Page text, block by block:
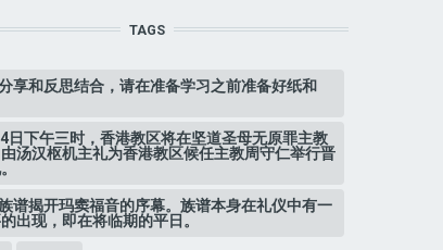
TAGS
享和反思结合，请在准备学习之前准备好纸和
日下午三时，香港教区将在坚道圣母无原罪主教
汤汉枢机主礼为香港教区候任主教周守仁举行晋
谱揭开玛窦福音的序幕。族谱本身在礼仪中有一
出现，即在将临期的平日。